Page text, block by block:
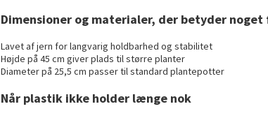
Dimensioner og materialer, der betyder
Lavet af jern for langvarig holdbarhed og stabilitet
Højde på 45 cm giver plads til større planter
Diameter på 25,5 cm passer til standard plantepotter
Når plastik ikke holder længe nok